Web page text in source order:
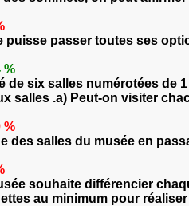
puisse passer toutes ses
%
de six salles numérotées de
salles .a) Peut-on visiter
%
des salles du musée en
souhaite différencier
au minimum pour